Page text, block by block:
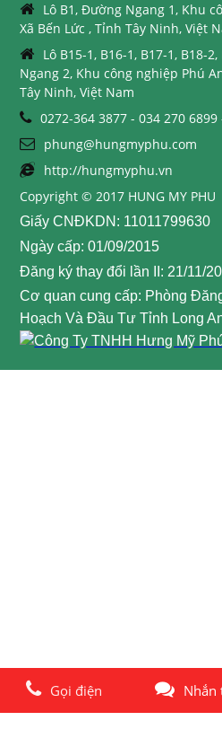
Lô B1, Đường Ngang 1, Khu
Xã Bến Lức , Tỉnh Tây Ninh, Việt
Lô B15-1, B16-1, B17-1, B18-
Ngang 2, Khu công nghiệp Phú
Tây Ninh, Việt Nam
0272-364 3877 - 034 270
phung@hungmyphu.com
http://hungmyphu.vn
Copyright © 2017 HUNG MY PHU
Giấy CNĐKDN: 11011799630
Ngày cấp: 01/09/2015
Đăng ký thay đổi lần II: 21/11/
Cơ quan cung cấp: Phòng
Hoạch Và Đầu Tư Tỉnh Long
Gọi điện Nhắn